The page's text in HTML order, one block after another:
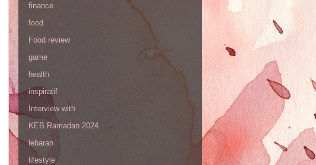
finance
food
Food review
game
health
inspiratif
Interview with
KEB Ramadan 2024
lebaran
lifestyle